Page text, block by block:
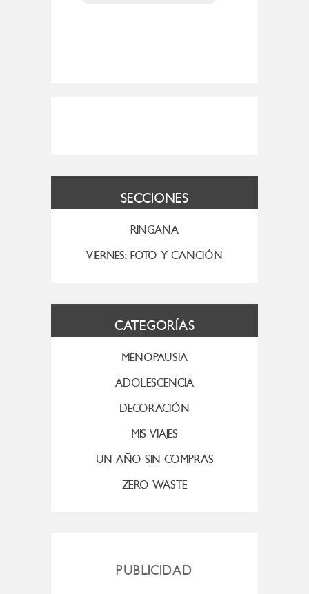
SECCIONES
RINGANA
VIERNES: FOTO Y CANCIÓN
CATEGORÍAS
MENOPAUSIA
ADOLESCENCIA
DECORACIÓN
MIS VIAJES
UN AÑO SIN COMPRAS
ZERO WASTE
PUBLICIDAD